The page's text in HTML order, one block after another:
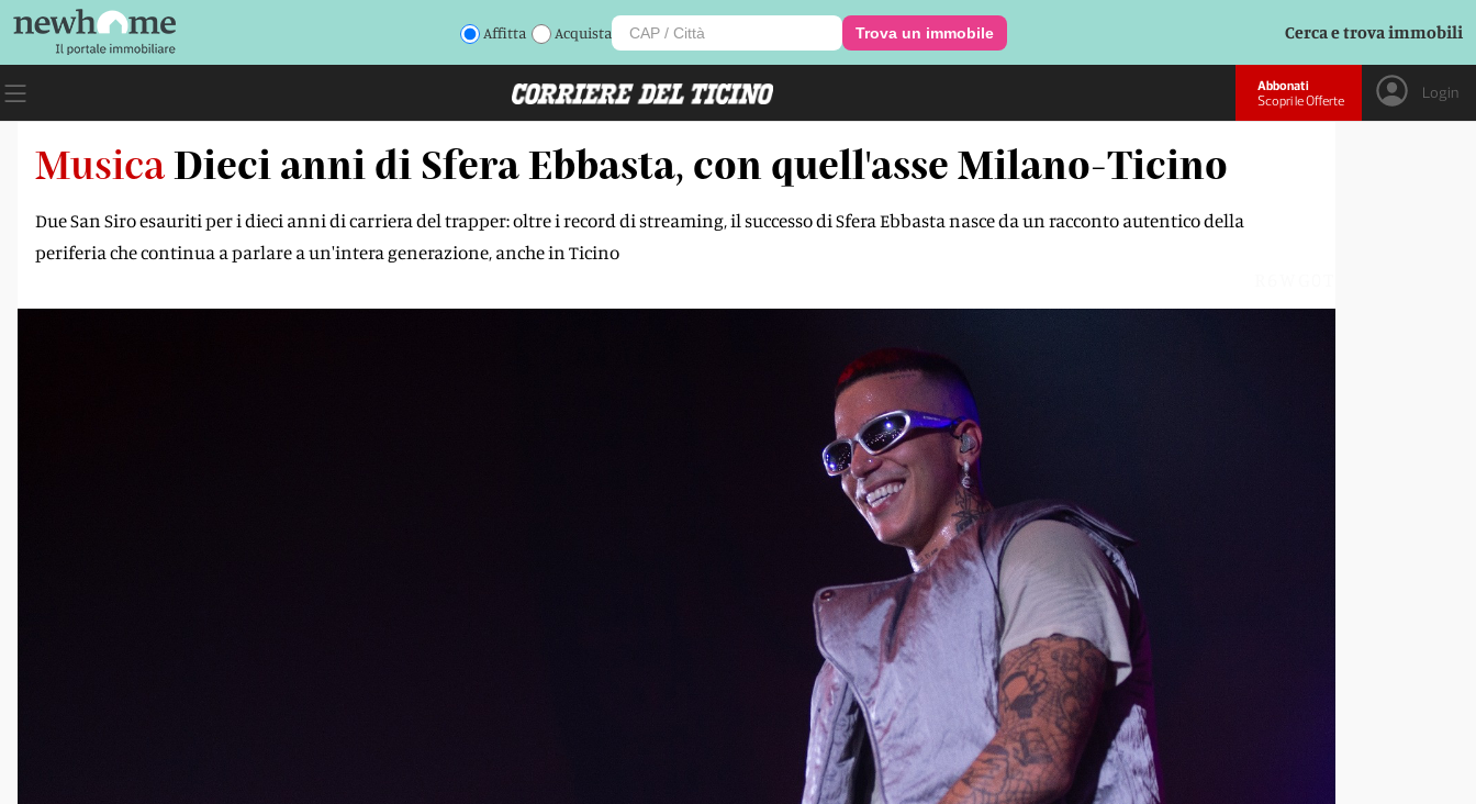
Affitta Acquista Trova un immobile Cerca e trova immobili
Abbonati
Scopri le Offerte
Login
MusicaDieci anni di Sfera Ebbasta, con quell'asse Milano-Ticino
Due San Siro esauriti per i dieci anni di carriera del trapper: oltre i record di streaming, il successo di Sfera Ebbasta nasce da un racconto autentico della
periferia che continua a parlare a un'intera generazione, anche in Ticino